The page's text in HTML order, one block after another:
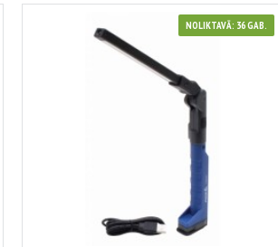
NOLIKTAVĀ: 36 GAB.